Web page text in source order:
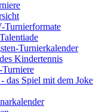
Turnierformate
Turnierkalender
Kindertennis
Turniere
das Spiel mit dem